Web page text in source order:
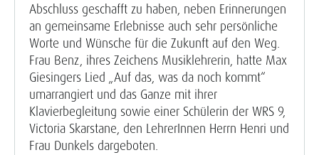
Abschluss geschafft zu haben, neben Erinnerungen
an gemeinsame Erlebnisse auch sehr persönliche
Worte und Wünsche für die Zukunft auf den Weg.
Frau Benz, ihres Zeichens Musiklehrerin, hatte Max
Giesingers Lied „Auf das, was da noch kommt“
umarrangiert und das Ganze mit ihrer
Klavierbegleitung sowie einer Schülerin der WRS 9,
Victoria Skarstane, den LehrerInnen Herrn Henri und
Frau Dunkels dargeboten.